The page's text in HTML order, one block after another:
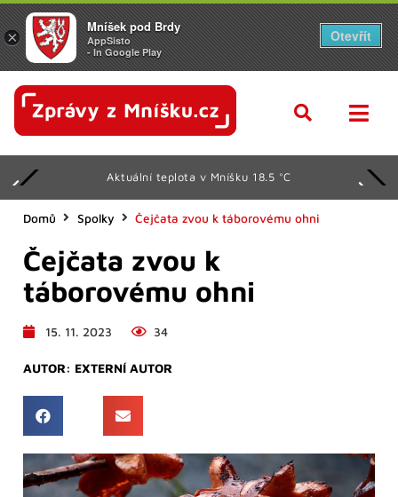
Aktuální teplota v Mníšku 18.5 °C
Domů Spolky Čejčata zvou k táborovému ohni
Čejčata zvou k
táborovému ohni
15. 11. 2023 34
AUTOR: EXTERNÍ AUTOR
×
Mníšek pod Brdy
AppSisto
- In Google Play
Otevřít